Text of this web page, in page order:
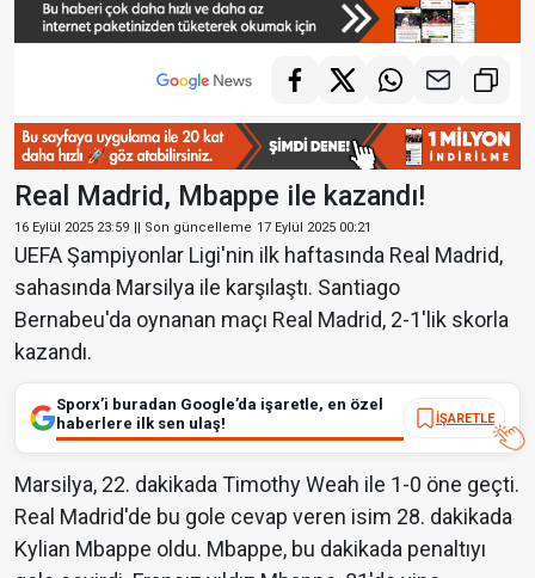
Real Madrid, Mbappe ile kazandı!
16 Eylül 2025 23:59 || Son güncelleme 17 Eylül 2025 00:21
UEFA Şampiyonlar Ligi'nin ilk haftasında Real Madrid,
sahasında Marsilya ile karşılaştı. Santiago
Bernabeu'da oynanan maçı Real Madrid, 2-1'lik skorla
kazandı.
Sporx’i buradan Google’da işaretle, en özel
haberlere ilk sen ulaş!
İŞARETLE
Marsilya, 22. dakikada Timothy Weah ile 1-0 öne geçti.
Real Madrid'de bu gole cevap veren isim 28. dakikada
Kylian Mbappe oldu. Mbappe, bu dakikada penaltıyı